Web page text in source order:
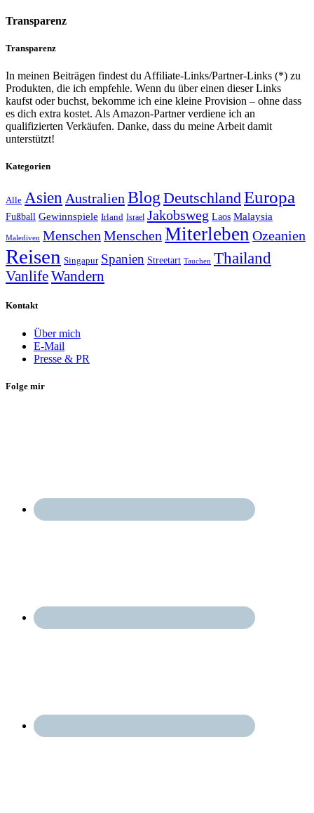
Transparenz
Transparenz
In meinen Beiträgen findest du Affiliate-Links/Partner-Links (*) zu
Produkten, die ich empfehle. Wenn du über einen dieser Links
kaufst oder buchst, bekomme ich eine kleine Provision – ohne dass
es dich extra kostet. Als Amazon-Partner verdiene ich an
qualifizierten Verkäufen. Danke, dass du meine Arbeit damit
unterstützt!
Kategorien
Alle Asien Australien BlogDeutschlandEuropa
Fußball Gewinnspiele Irland Israel Jakobsweg Laos Malaysia
Malediven Menschen Menschen Miterleben Ozeanien
Reisen Singapur Spanien Streetart Tauchen Thailand
VanlifeWandern
Kontakt
Über mich
E-Mail
Presse & PR
Folge mir